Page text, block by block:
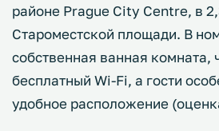
районе Prague City Centre, в
Староместской площади. В
собственная ванная комната,
бесплатный Wi-Fi, а гости
удобное расположение